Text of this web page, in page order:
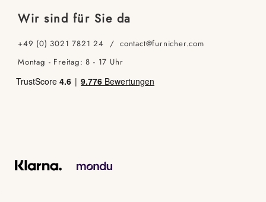
Wir sind für Sie da
+49 (0) 3021 7821 24 / contact@furnicher.com
Montag - Freitag: 8 - 17 Uhr